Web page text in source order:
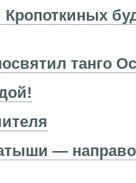
танго
— направо